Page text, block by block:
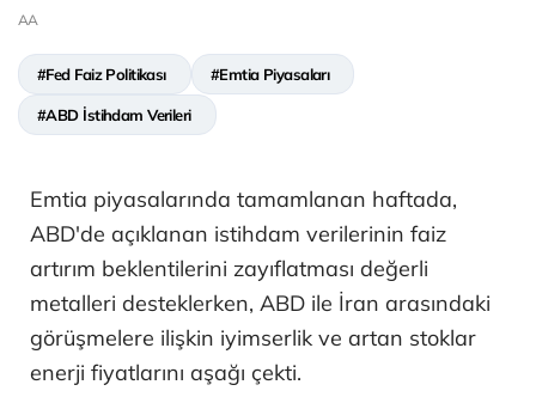
AA
#Fed Faiz Politikası #Emtia Piyasaları
#ABD İstihdam Verileri
Emtia piyasalarında tamamlanan haftada,
ABD'de açıklanan istihdam verilerinin faiz
artırım beklentilerini zayıflatması değerli
metalleri desteklerken, ABD ile İran arasındaki
görüşmelere ilişkin iyimserlik ve artan stoklar
enerji fiyatlarını aşağı çekti.